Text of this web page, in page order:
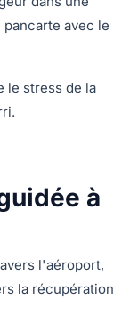
avec le
le stress de la
à
l'aéroport,
la récupération